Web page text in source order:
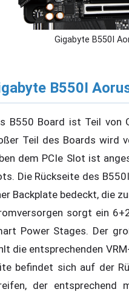
Gigabyte B550I
B550I
B550 Board ist Teil von
Teil des Boards wird
dem PCIe Slot ist
Die Rückseite des
Backplate bedeckt, die
sorgt ein
Power Stages. Der
die entsprechenden
befindet sich auf der
der entsprechend